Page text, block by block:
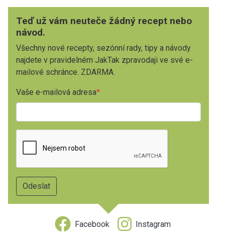
Teď už vám neuteče žádný recept nebo
návod.
Všechny nové recepty, sezónní rady, tipy a návody
najdete v pravidelném JakTak zpravodaji ve své e-
mailové schránce. ZDARMA.
Vaše e-mailová adresa
Facebook Instagram